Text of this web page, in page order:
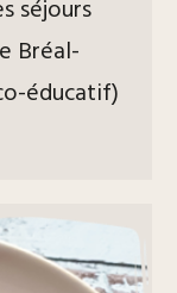
séjours
Bréal-
éducatif)